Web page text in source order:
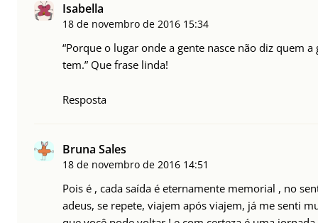
Isabella
18 de novembro de 2016 15:34
“Porque o lugar onde a gente nasce não diz quem
tem.” Que frase linda!
Resposta
Bruna Sales
18 de novembro de 2016 14:51
Pois é , cada saída é eternamente memorial , no
adeus, se repete, viajem após viajem, já me senti